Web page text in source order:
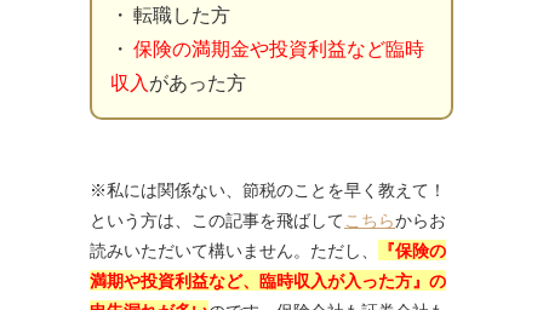
・ 転職した方
・ 保険の満期金や投資利益など臨時
収入 があった方
※私には関係ない、節税のことを早く教えて！
という方は、この記事を飛ばしてこちらからお
読みいただいて構いません。ただし、
『保険の
満期や投資利益など、臨時収入が入った方』の